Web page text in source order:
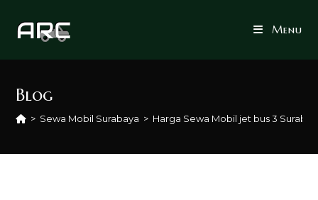
Menu
Blog
> Sewa Mobil Surabaya > Harga Sewa Mobil jet bus 3